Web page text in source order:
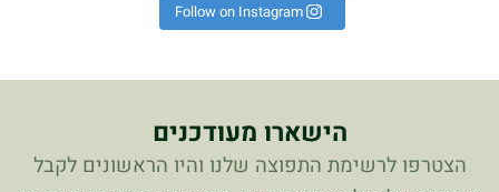
Follow on Instagram
הישארו מעודכנים
הצטרפו לרשימת התפוצה שלנו והיו הראשונים לקבל